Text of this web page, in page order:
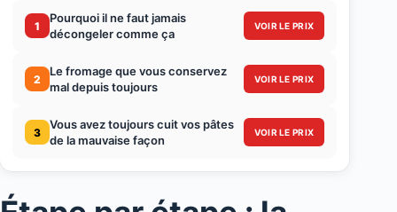
1
Pourquoi il ne faut jamais
décongeler comme ça
VOIR LE PRIX
2
Le fromage que vous conservez
mal depuis toujours
VOIR LE PRIX
3
Vous avez toujours cuit vos pâtes
de la mauvaise façon
VOIR LE PRIX